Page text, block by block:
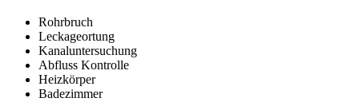
Rohrbruch
Leckageortung
Kanaluntersuchung
Abfluss Kontrolle
Heizkörper
Badezimmer